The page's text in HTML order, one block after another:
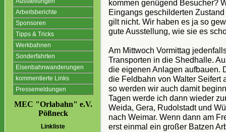
Arbeitsberichte
Sponsoren
Tipps & Tricks
Werkbahnen
Sonderfahrten
Eisenbahnwanderungen
kommentierte Links
Pressemeldungen
MEC "Orlabahn" e.V.
Pößneck
Linkliste
kommen genügend Besucher?
Eingangs geschilderten
gilt nicht. Wir haben es ja so
gute Ausstellung, wie sie es
Am Mittwoch Vormittag
Transporten in die Shedhalle.
die eigenen Anlagen aufbauen.
die Feldbahn von Walter Seifert
so werden wir auch damit
Tagen werde ich dann wieder
Weida, Gera, Rudolstadt und
nach Weimar. Wenn dann am
erst einmal ein großer Batzen